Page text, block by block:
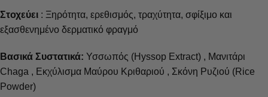
Στοχεύει : Ξηρότητα, ερεθισμός, τραχύτητα, σφίξιμο και
εξασθενημένο δερματικό φραγμό
Βασικά Συστατικά: Υσσωπός (Hyssop Extract) , Μανιτάρι
Chaga , Εκχύλισμα Μαύρου Κριθαριού , Σκόνη Ρυζιού (Rice
Powder)